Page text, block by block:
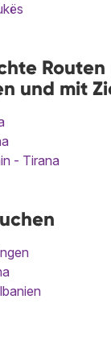
und mit
- Tirana